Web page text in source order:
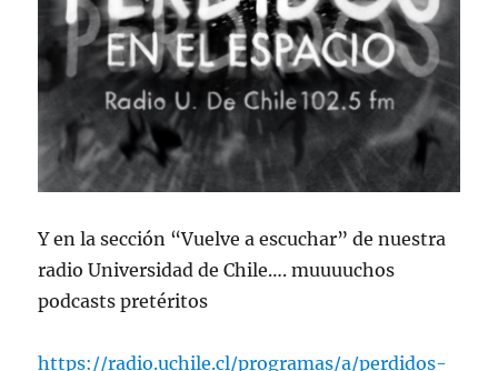
Y en la sección “Vuelve a escuchar” de nuestra
radio Universidad de Chile…. muuuuchos
podcasts pretéritos
https://radio.uchile.cl/programas/a/perdidos-